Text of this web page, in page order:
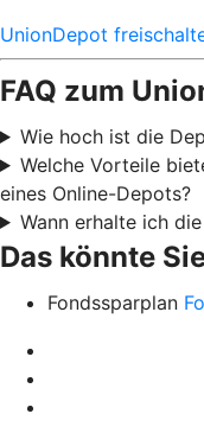
UnionDepot
FAQ zum
Wie hoch ist die
Welche Vorteile
eines Online-Depots?
Wann erhalte ich
Das könnte
Fondssparplan